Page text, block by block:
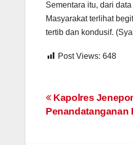
Sementara itu, dari
Masyarakat terlihat
tertib dan kondusif.
Post Views: 648
Navigasi
pos
Kapolres
Penandatanganan